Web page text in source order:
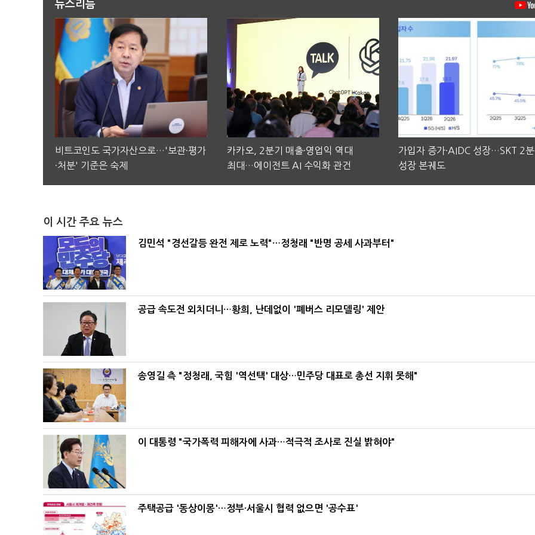
뉴스리듬
비트코인도 국가자산으로…'보관·평가
·처분' 기준은 숙제
카카오, 2분기 매출·영업익 역대
최대…에이전트 AI 수익화 관건
가입자 증가·AIDC 성장…SKT 2
성장 본궤도
이 시간 주요 뉴스
김민석 "경선갈등 완전 제로 노력"…정청래 "반명 공세 사과부터"
공급 속도전 외치더니…황희, 난데없이 '폐버스 리모델링' 제안
송영길 측 "정청래, 국힘 '역선택' 대상…민주당 대표로 총선 지휘 못해"
이 대통령 "국가폭력 피해자에 사과…적극적 조사로 진실 밝혀야"
주택공급 '동상이몽'…정부·서울시 협력 없으면 '공수표'